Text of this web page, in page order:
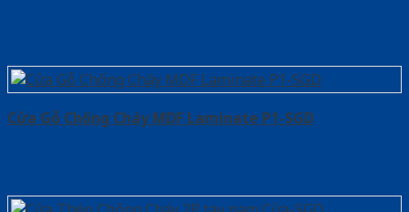
Cửa Gỗ Chống Cháy MDF Laminate P1-SGD